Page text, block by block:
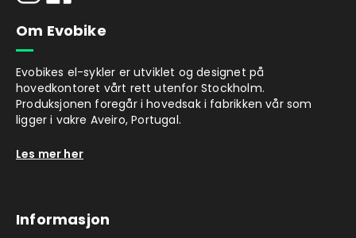
Om Evobike
Evobikes el-sykler er utviklet og designet på
hovedkontoret vårt rett utenfor Stockholm.
Produksjonen foregår i hovedsak i fabrikken vår som
ligger i vakre Aveiro, Portugal.
Les mer her
Informasjon